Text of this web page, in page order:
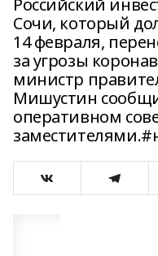
Российский
Сочи, который
14 февраля,
за угрозы
министр
Мишустин
оперативном